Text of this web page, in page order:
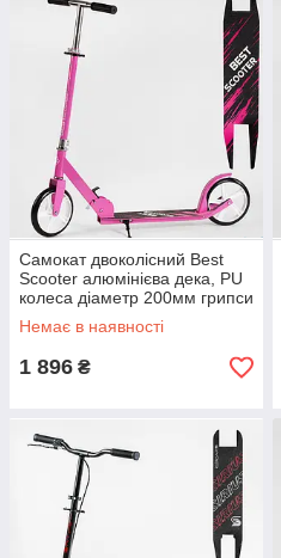
Самокат двоколісний Best
Scooter алюмінієва дека, PU
колеса діаметр 200мм грипси
гумові рожевий
Немає в наявності
1 896 ₴